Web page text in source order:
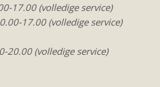
17.00 (volledige service)
17.00 (volledige service)
20.00 (volledige service)